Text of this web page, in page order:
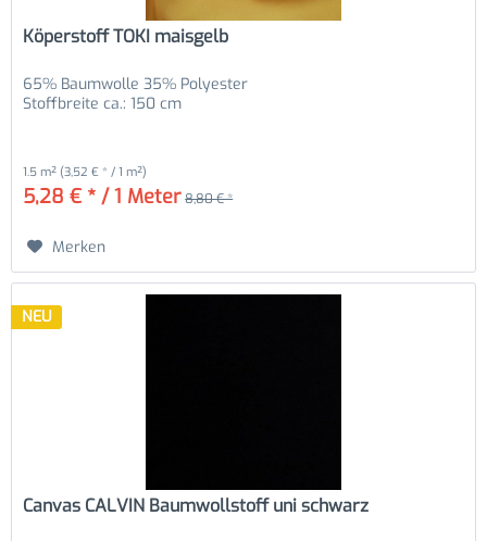
Köperstoff TOKI maisgelb
65% Baumwolle 35% Polyester
Stoffbreite ca.: 150 cm
1.5 m² (3,52 € * / 1 m²)
5,28 € * / 1 Meter 8,80 € *
Merken
NEU
Canvas CALVIN Baumwollstoff uni schwarz